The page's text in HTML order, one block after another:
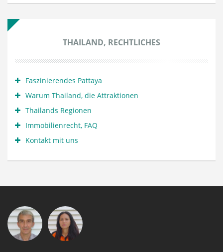
THAILAND, RECHTLICHES
Faszinierendes Pattaya
Warum Thailand, die Attraktionen
Thailands Regionen
Immobilienrecht, FAQ
Kontakt mit uns